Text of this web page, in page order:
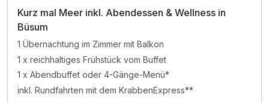
202
Kurz mal Meer inkl. Abendessen & Wellness in
Büsum
1 Übernachtung im Zimmer mit Balkon
1 x reichhaltiges Frühstück vom Buffet
1 x Abendbuffet oder 4-Gänge-Menü*
inkl. Rundfahrten mit dem KrabbenExpress**